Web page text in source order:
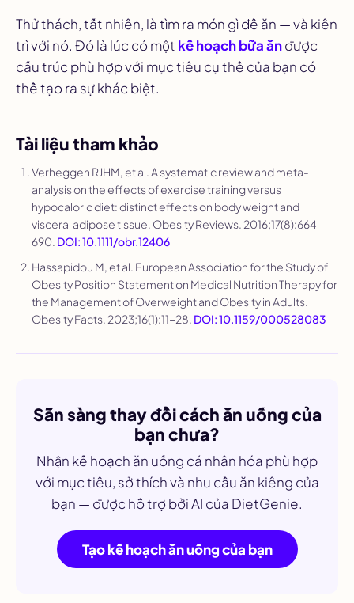
Thử thách, tất nhiên, là tìm ra món gì để ăn — và kiên
trì với nó. Đó là lúc có một kế hoạch bữa ănđược
cấu trúc phù hợp với mục tiêu cụ thể của bạn có
thể tạo ra sự khác biệt.
Tài liệu tham khảo
Verheggen RJHM, et al. A systematic review and meta-
analysis on the effects of exercise training versus
hypocaloric diet: distinct effects on body weight and
visceral adipose tissue. Obesity Reviews. 2016;17(8):664-
690. DOI: 10.1111/obr.12406
Hassapidou M, et al. European Association for the Study of
Obesity Position Statement on Medical Nutrition Therapy for
the Management of Overweight and Obesity in Adults.
Obesity Facts. 2023;16(1):11-28. DOI: 10.1159/000528083
Sẵn sàng thay đổi cách ăn uống của
bạn chưa?
Nhận kế hoạch ăn uống cá nhân hóa phù hợp
với mục tiêu, sở thích và nhu cầu ăn kiêng của
bạn — được hỗ trợ bởi AI của DietGenie.
Tạo kế hoạch ăn uống của bạn